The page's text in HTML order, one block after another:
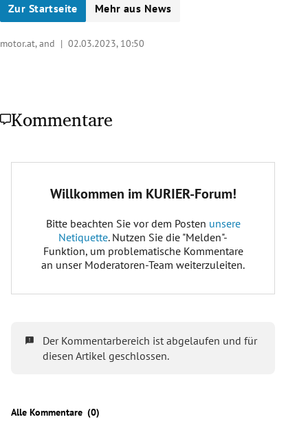
Zur Startseite Mehr aus News
motor.at, and | 02.03.2023, 10:50
Kommentare